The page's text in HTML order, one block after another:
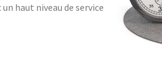
haut niveau de service